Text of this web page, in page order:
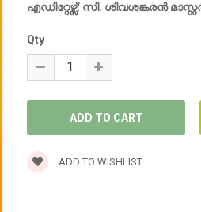
എഡിറ്റേഴ്സ്: സി. ശിവശങ്കരന്‍
Qty
ADD TO WISHLIST